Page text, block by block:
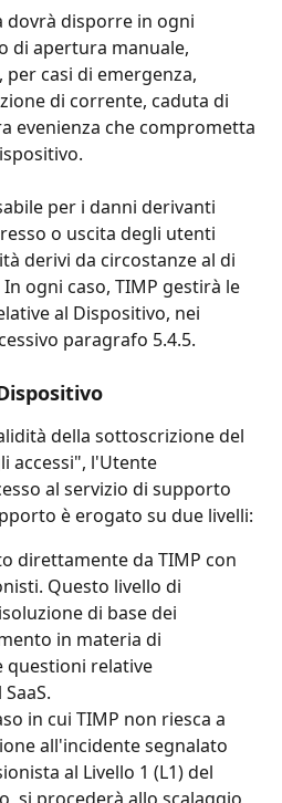
dovrà disporre in ogni
di apertura manuale,
casi di emergenza,
di corrente, caduta di
evenienza che comprometta
per i danni derivanti
o uscita degli utenti
derivi da circostanze al di
ogni caso, TIMP gestirà le
al Dispositivo, nei
paragrafo 5.4.5.
della sottoscrizione del
accessi", l'Utente
al servizio di supporto
è erogato su due livelli:
direttamente da TIMP con
Questo livello di
di base dei
in materia di
questioni relative
in cui TIMP non riesca a
all'incidente segnalato
al Livello 1 (L1) del